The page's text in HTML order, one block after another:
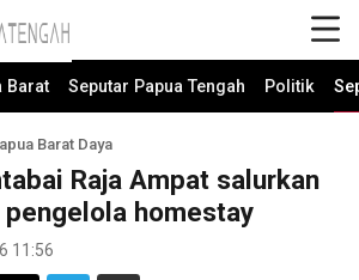
Barat Seputar Papua Tengah Politik
Barat Daya
Raja Ampat salurkan
homestay
11:56